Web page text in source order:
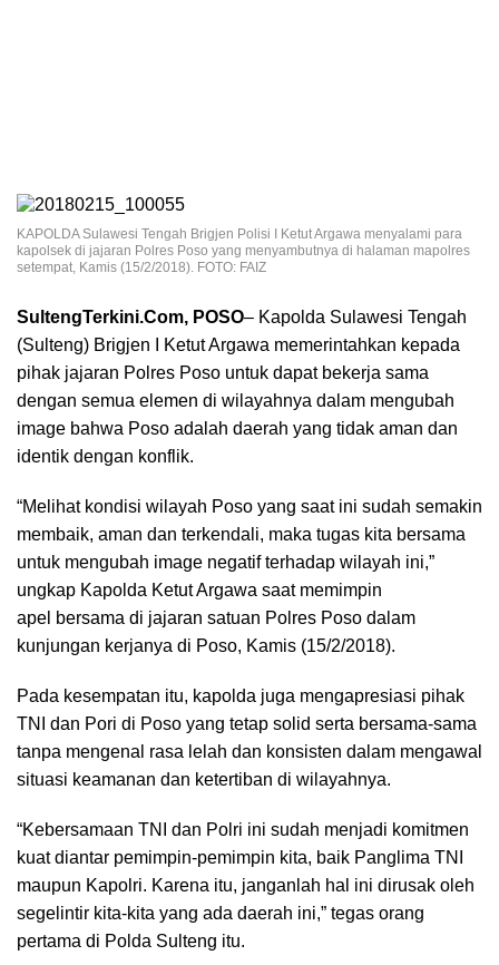
KAPOLDA Sulawesi Tengah Brigjen Polisi I Ketut Argawa menyalami para
kapolsek di jajaran Polres Poso yang menyambutnya di halaman mapolres
setempat, Kamis (15/2/2018). FOTO: FAIZ
SultengTerkini.Com, POSO– Kapolda Sulawesi Tengah
(Sulteng) Brigjen I Ketut Argawa memerintahkan kepada
pihak jajaran Polres Poso untuk dapat bekerja sama
dengan semua elemen di wilayahnya dalam mengubah
image bahwa Poso adalah daerah yang tidak aman dan
identik dengan konflik.
“Melihat kondisi wilayah Poso yang saat ini sudah semakin
membaik, aman dan terkendali, maka tugas kita bersama
untuk mengubah image negatif terhadap wilayah ini,”
ungkap Kapolda Ketut Argawa saat memimpin
apel bersama di jajaran satuan Polres Poso dalam
kunjungan kerjanya di Poso, Kamis (15/2/2018).
Pada kesempatan itu, kapolda juga mengapresiasi pihak
TNI dan Pori di Poso yang tetap solid serta bersama-sama
tanpa mengenal rasa lelah dan konsisten dalam mengawal
situasi keamanan dan ketertiban di wilayahnya.
“Kebersamaan TNI dan Polri ini sudah menjadi komitmen
kuat diantar pemimpin-pemimpin kita, baik Panglima TNI
maupun Kapolri. Karena itu, janganlah hal ini dirusak oleh
segelintir kita-kita yang ada daerah ini,” tegas orang
pertama di Polda Sulteng itu.